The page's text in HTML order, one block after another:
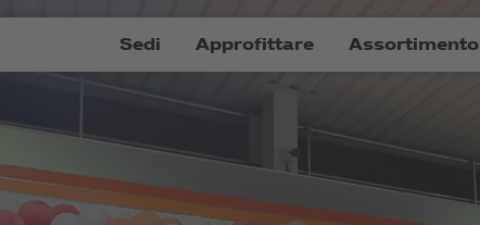
Sedi Approfittare Assortimento